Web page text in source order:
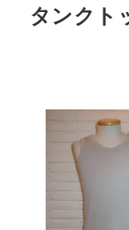
タンクト